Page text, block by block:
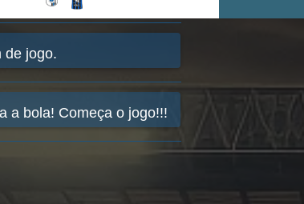
de jogo.
a bola! Começa o jogo!!!